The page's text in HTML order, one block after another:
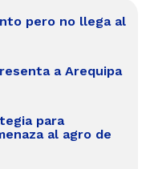
pero no llega al
a Arequipa
para
al agro de